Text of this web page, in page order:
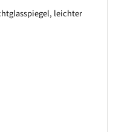
leichter